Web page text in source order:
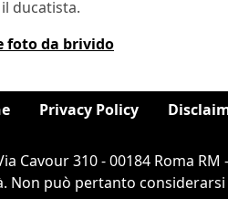
ducatista.
foto da brivido
Privacy Policy
310 - 00184 Roma
può pertanto